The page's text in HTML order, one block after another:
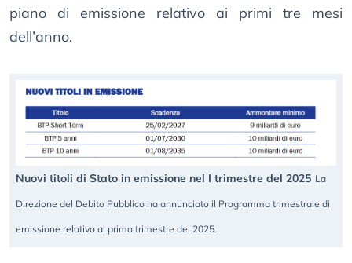
piano di emissione relativo ai primi tre mesi
dell’anno.
Nuovi titoli di Stato in emissione nel I trimestre del 2025 La
Direzione del Debito Pubblico ha annunciato il Programma trimestrale di
emissione relativo al primo trimestre del 2025.